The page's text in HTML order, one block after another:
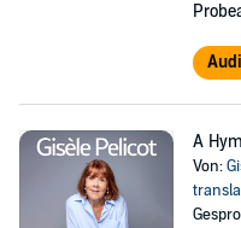
A
Von: